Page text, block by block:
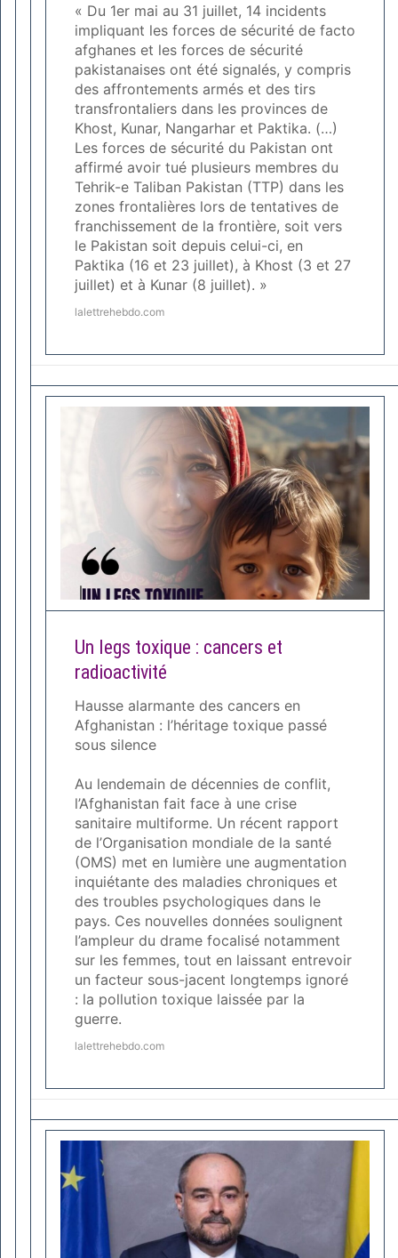
« Du 1er mai au 31 juillet, 14 incidents
impliquant les forces de sécurité de facto
afghanes et les forces de sécurité
pakistanaises ont été signalés, y compris
des affrontements armés et des tirs
transfrontaliers dans les provinces de
Khost, Kunar, Nangarhar et Paktika. (…)
Les forces de sécurité du Pakistan ont
affirmé avoir tué plusieurs membres du
Tehrik-e Taliban Pakistan (TTP) dans les
zones frontalières lors de tentatives de
franchissement de la frontière, soit vers
le Pakistan soit depuis celui-ci, en
Paktika (16 et 23 juillet), à Khost (3 et 27
juillet) et à Kunar (8 juillet). »
lalettrehebdo.com
Un legs toxique : cancers et
radioactivité
Hausse alarmante des cancers en
Afghanistan : l’héritage toxique passé
sous silence
Au lendemain de décennies de conflit,
l’Afghanistan fait face à une crise
sanitaire multiforme. Un récent rapport
de l’Organisation mondiale de la santé
(OMS) met en lumière une augmentation
inquiétante des maladies chroniques et
des troubles psychologiques dans le
pays. Ces nouvelles données soulignent
l’ampleur du drame focalisé notamment
sur les femmes, tout en laissant entrevoir
un facteur sous-jacent longtemps ignoré
: la pollution toxique laissée par la
guerre.
lalettrehebdo.com